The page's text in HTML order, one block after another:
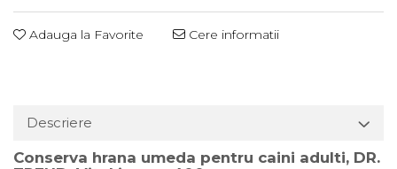
Adauga la Favorite Cere informatii
Descriere
Conserva hrana umeda pentru caini adulti, DR.